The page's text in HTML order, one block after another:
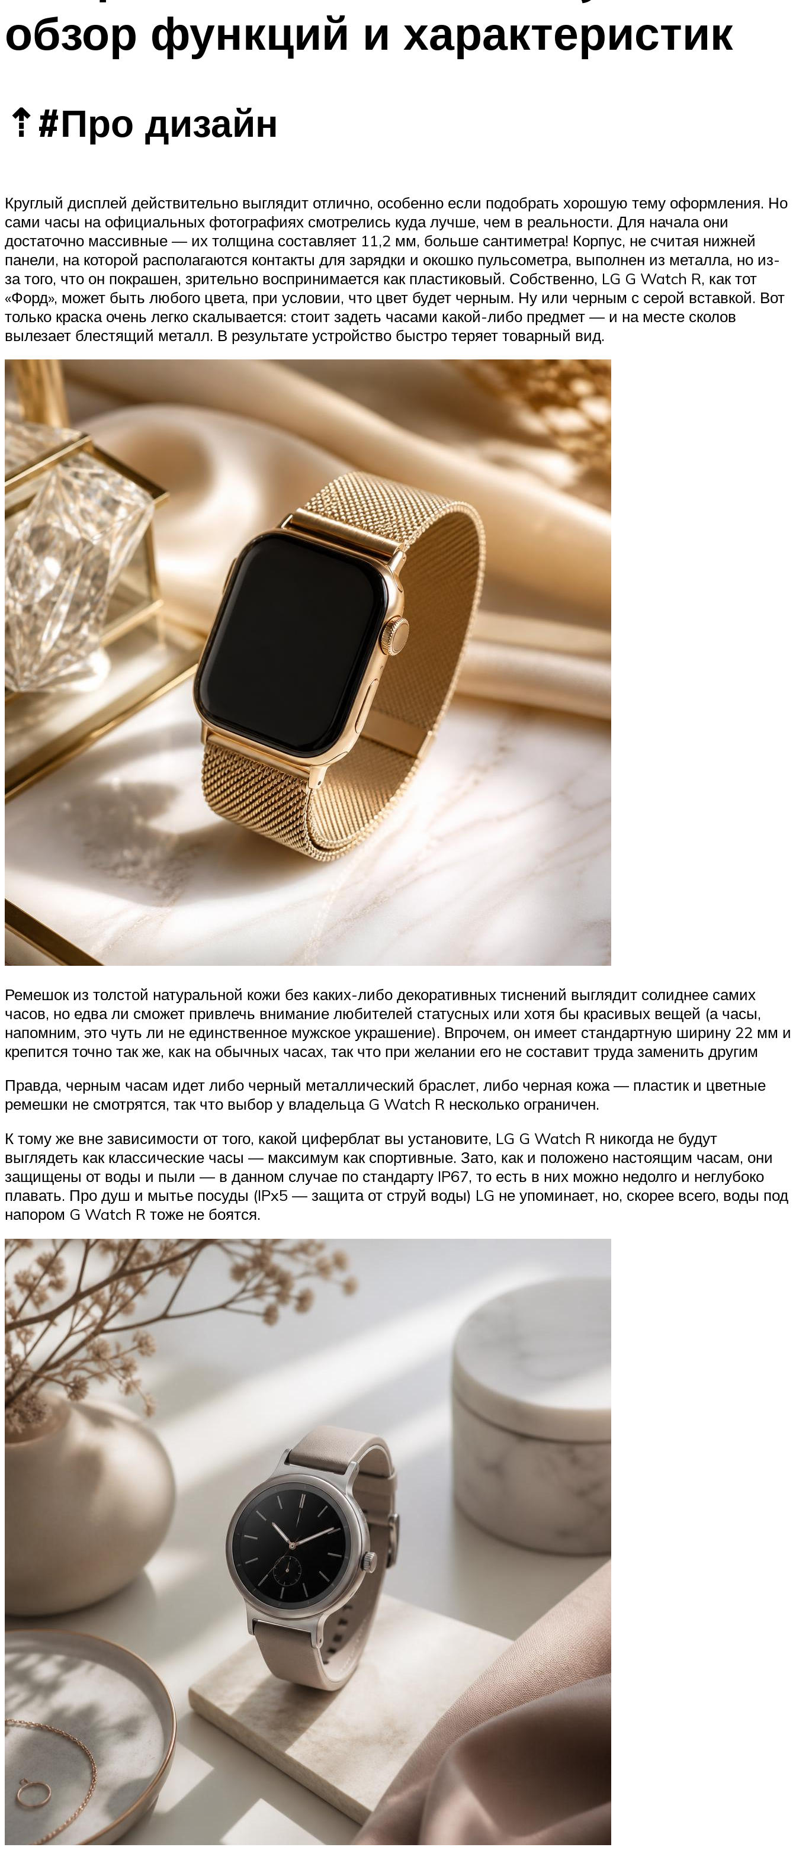
обзор функций и характеристик
⇡#Про дизайн
Круглый дисплей действительно выглядит отлично, особенно если подобрать хорошую тему оформления. Но
сами часы на официальных фотографиях смотрелись куда лучше, чем в реальности. Для начала они
достаточно массивные — их толщина составляет 11,2 мм, больше сантиметра! Корпус, не считая нижней
панели, на которой располагаются контакты для зарядки и окошко пульсометра, выполнен из металла, но из-
за того, что он покрашен, зрительно воспринимается как пластиковый. Собственно, LG G Watch R, как тот
«Форд», может быть любого цвета, при условии, что цвет будет черным. Ну или черным с серой вставкой. Вот
только краска очень легко скалывается: стоит задеть часами какой-либо предмет — и на месте сколов
вылезает блестящий металл. В результате устройство быстро теряет товарный вид.
Ремешок из толстой натуральной кожи без каких-либо декоративных тиснений выглядит солиднее самих
часов, но едва ли сможет привлечь внимание любителей статусных или хотя бы красивых вещей (а часы,
напомним, это чуть ли не единственное мужское украшение). Впрочем, он имеет стандартную ширину 22 мм и
крепится точно так же, как на обычных часах, так что при желании его не составит труда заменить другим
Правда, черным часам идет либо черный металлический браслет, либо черная кожа — пластик и цветные
ремешки не смотрятся, так что выбор у владельца G Watch R несколько ограничен.
К тому же вне зависимости от того, какой циферблат вы установите, LG G Watch R никогда не будут
выглядеть как классические часы — максимум как спортивные. Зато, как и положено настоящим часам, они
защищены от воды и пыли — в данном случае по стандарту IP67, то есть в них можно недолго и неглубоко
плавать. Про душ и мытье посуды (IPx5 — защита от струй воды) LG не упоминает, но, скорее всего, воды под
напором G Watch R тоже не боятся.